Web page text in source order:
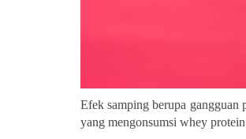
Efek samping berupa gangguan
yang mengonsumsi whey